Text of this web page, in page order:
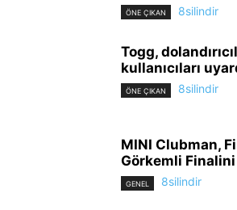
ÖNE ÇIKAN 8silindir
Togg,
kullanıcıları
ÖNE ÇIKAN 8silindir
MINI Clubman,
Görkemli Finalini
GENEL 8silindir